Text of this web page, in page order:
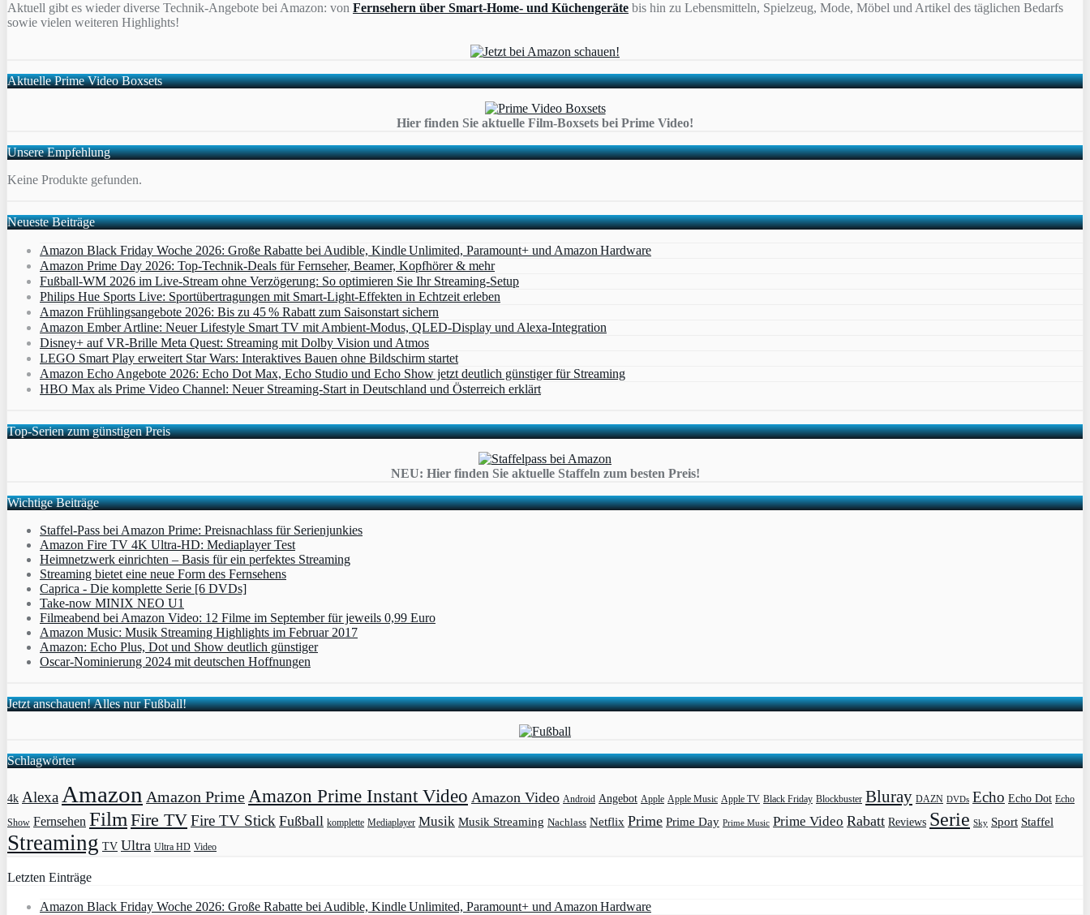
Aktuell gibt es wieder diverse Technik-Angebote bei Amazon: von Fernsehern über Smart-Home- und Küchengeräte bis hin zu Lebensmitteln, Spielzeug, Mode, Möbel und Artikel des täglichen Bedarfs
sowie vielen weiteren Highlights!
Aktuelle Prime Video Boxsets
Hier finden Sie aktuelle Film-Boxsets bei Prime Video!
Unsere Empfehlung
Keine Produkte gefunden.
Neueste Beiträge
Amazon Black Friday Woche 2026: Große Rabatte bei Audible, Kindle Unlimited, Paramount+ und Amazon Hardware
Amazon Prime Day 2026: Top-Technik-Deals für Fernseher, Beamer, Kopfhörer & mehr
Fußball-WM 2026 im Live-Stream ohne Verzögerung: So optimieren Sie Ihr Streaming-Setup
Philips Hue Sports Live: Sportübertragungen mit Smart‑Light‑Effekten in Echtzeit erleben
Amazon Frühlingsangebote 2026: Bis zu 45 % Rabatt zum Saisonstart sichern
Amazon Ember Artline: Neuer Lifestyle Smart TV mit Ambient‑Modus, QLED‑Display und Alexa‑Integration
Disney+ auf VR-Brille Meta Quest: Streaming mit Dolby Vision und Atmos
LEGO Smart Play erweitert Star Wars: Interaktives Bauen ohne Bildschirm startet
Amazon Echo Angebote 2026: Echo Dot Max, Echo Studio und Echo Show jetzt deutlich günstiger für Streaming
HBO Max als Prime Video Channel: Neuer Streaming‑Start in Deutschland und Österreich erklärt
Top-Serien zum günstigen Preis
NEU: Hier finden Sie aktuelle Staffeln zum besten Preis!
Wichtige Beiträge
Staffel-Pass bei Amazon Prime: Preisnachlass für Serienjunkies
Amazon Fire TV 4K Ultra-HD: Mediaplayer Test
Heimnetzwerk einrichten – Basis für ein perfektes Streaming
Streaming bietet eine neue Form des Fernsehens
Caprica - Die komplette Serie [6 DVDs]
Take-now MINIX NEO U1
Filmeabend bei Amazon Video: 12 Filme im September für jeweils 0,99 Euro
Amazon Music: Musik Streaming Highlights im Februar 2017
Amazon: Echo Plus, Dot und Show deutlich günstiger
Oscar-Nominierung 2024 mit deutschen Hoffnungen
Jetzt anschauen! Alles nur Fußball!
Schlagwörter
4k AlexaAmazon Amazon PrimeAmazon Prime Instant Video Amazon Video Android Angebot Apple Apple Music Apple TV Black Friday Blockbuster Bluray DAZN DVDs Echo Echo Dot Echo
Show Fernsehen FilmFire TVFire TV Stick Fußball komplette Mediaplayer Musik Musik Streaming Nachlass Netflix Prime Prime Day Prime Music Prime Video Rabatt Reviews Serie Sky Sport Staffel
Streaming TV Ultra Ultra HD Video
Letzten Einträge
Amazon Black Friday Woche 2026: Große Rabatte bei Audible, Kindle Unlimited, Paramount+ und Amazon Hardware